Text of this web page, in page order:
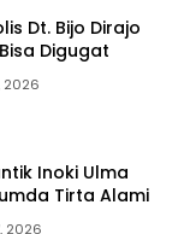
Dt. Bijo Dirajo
Digugat
2026
Inoki Ulma
Tirta Alami
2026